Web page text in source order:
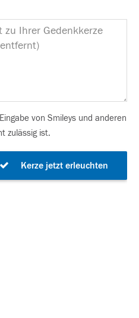
von Smileys und anderen
zulässig ist.
Kerze jetzt erleuchten